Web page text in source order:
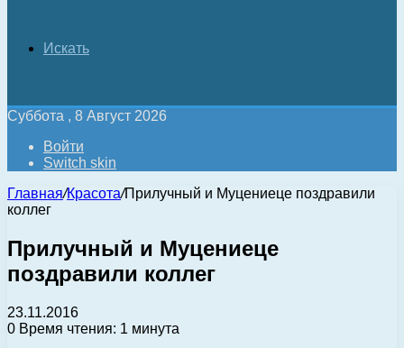
Искать
Суббота , 8 Август 2026
Войти
Switch skin
Главная/Красота/Прилучный и Муцениеце поздравили
коллег
Прилучный и Муцениеце
поздравили коллег
23.11.2016
0 Время чтения: 1 минута